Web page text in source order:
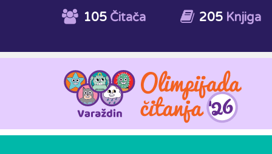
105Čitača 205Knjiga